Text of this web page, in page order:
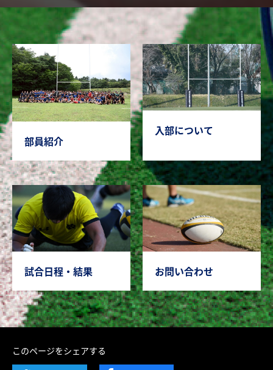
部員紹介
入部について
試合日程・結果 お問い合わせ
このページをシェアする